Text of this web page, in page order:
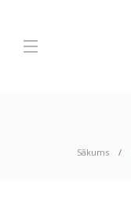
Sākums